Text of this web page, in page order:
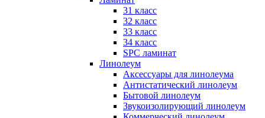
31 класс
32 класс
33 класс
34 класс
SPC ламинат
Линолеум
Аксессуары для линолеума
Антистатический линолеум
Бытовой линолеум
Звукоизолирующий линолеум